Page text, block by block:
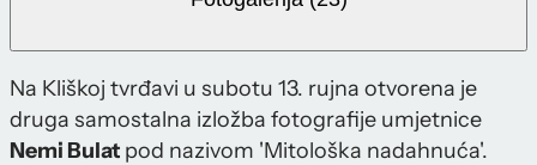
Na Kliškoj tvrđavi u subotu 13. rujna otvorena je
druga samostalna izložba fotografije umjetnice
Nemi Bulat pod nazivom 'Mitološka nadahnuća'.